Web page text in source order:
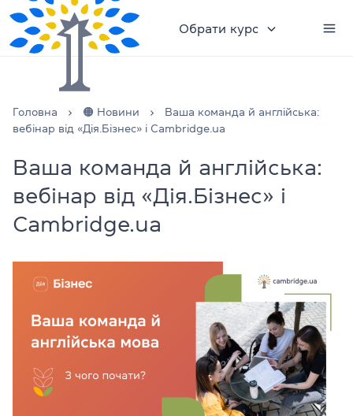
Обрати курс
Головна 🟠 Новини
Ваша команда й англійська:
вебінар від «Дія.Бізнес» і Cambridge.ua
Ваша команда й англійська:
вебінар від «Дія.Бізнес» і
Cambridge.ua